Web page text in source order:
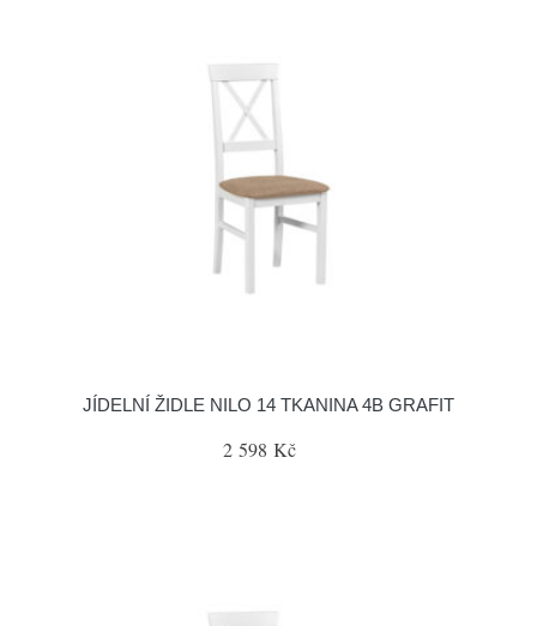
JÍDELNÍ ŽIDLE NILO 14 TKANINA 4B GRAFIT
2 598 Kč